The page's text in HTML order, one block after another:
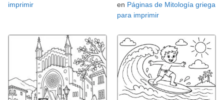
imprimir
en Páginas de Mitología griega
para imprimir